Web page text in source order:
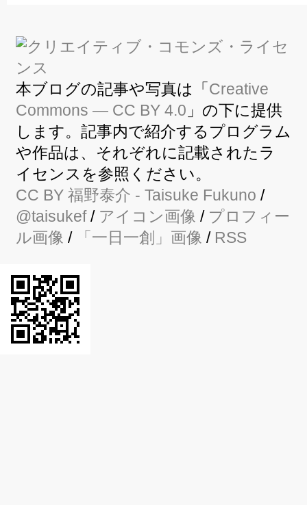
本ブログの記事や写真は「 Creative
Commons — CC BY 4.0 」の下に提供
します。記事内で紹介するプログラム
や作品は、それぞれに記載されたラ
イセンスを参照ください。
CC BY 福野泰介 - Taisuke Fukuno /
@taisukef/ アイコン画像 / プロフィー
ル画像 / 「一日一創」画像 / RSS